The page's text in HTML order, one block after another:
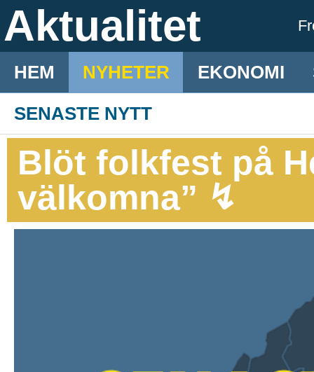
Aktualitet
HEM NYHETER EKONOMI
SENASTE NYTT
Blöt folkfest på
välkomna” ↯